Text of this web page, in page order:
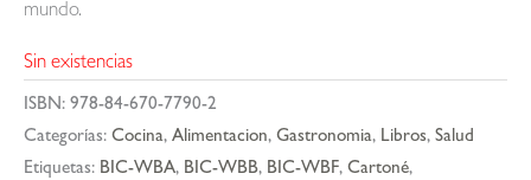
mundo.
Sin existencias
ISBN: 978-84-670-7790-2
Categorías: Cocina, Alimentacion, Gastronomia, Libros, Salud
Etiquetas: BIC-WBA, BIC-WBB, BIC-WBF, Cartoné,